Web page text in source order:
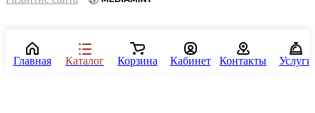
Главная Каталог Корзина Кабинет Контакты Услуги